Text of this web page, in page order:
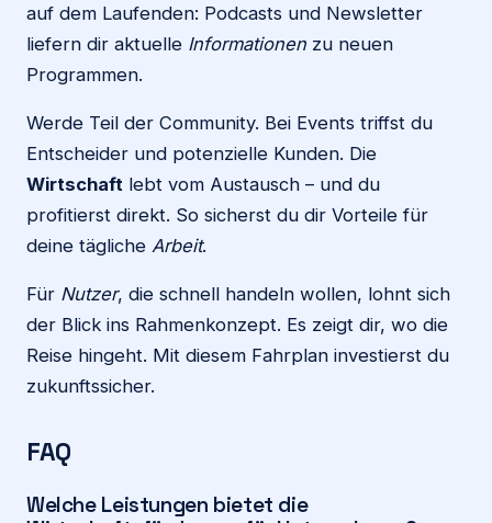
auf dem Laufenden: Podcasts und Newsletter
liefern dir aktuelle Informationen zu neuen
Programmen.
Werde Teil der Community. Bei Events triffst du
Entscheider und potenzielle Kunden. Die
Wirtschaft lebt vom Austausch – und du
profitierst direkt. So sicherst du dir Vorteile für
deine tägliche Arbeit.
Für Nutzer, die schnell handeln wollen, lohnt sich
der Blick ins Rahmenkonzept. Es zeigt dir, wo die
Reise hingeht. Mit diesem Fahrplan investierst du
zukunftssicher.
FAQ
Welche Leistungen bietet die